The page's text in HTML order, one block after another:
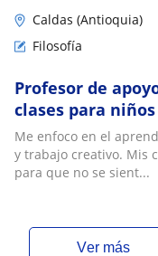
Caldas (Antioquia)
Filosofía
Profesor de
clases para niños
Me enfoco en el
y trabajo creativo. Mis
para que no se sient...
ver más